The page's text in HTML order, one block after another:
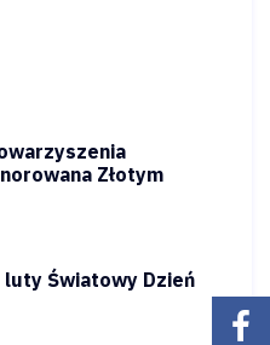
Złotym
luty Światowy Dzień